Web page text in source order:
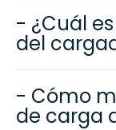
- ¿Cuál
del
- Cómo
de carga